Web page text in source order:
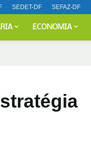
SEDET-DF SEFAZ-DF
ECONOMIA